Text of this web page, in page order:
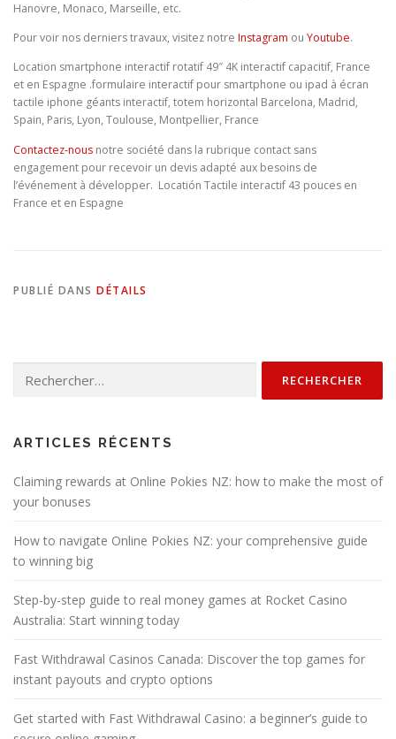
Hanovre, Monaco, Marseille, etc.
Pour voir nos derniers travaux, visitez notre Instagram ou Youtube.
Location smartphone interactif rotatif 49″ 4K interactif capacitif, France
et en Espagne .formulaire interactif pour smartphone ou ipad à écran
tactile iphone géants interactif, totem horizontal Barcelona, Madrid,
Spain, Paris, Lyon, Toulouse, Montpellier, France
Contactez-nous notre société dans la rubrique contact sans
engagement pour recevoir un devis adapté aux besoins de
l’événement à développer. Locatión Tactile interactif 43 pouces en
France et en Espagne
PUBLIÉ DANS DÉTAILS
ARTICLES RÉCENTS
Claiming rewards at Online Pokies NZ: how to make the most of
your bonuses
How to navigate Online Pokies NZ: your comprehensive guide
to winning big
Step-by-step guide to real money games at Rocket Casino
Australia: Start winning today
Fast Withdrawal Casinos Canada: Discover the top games for
instant payouts and crypto options
Get started with Fast Withdrawal Casino: a beginner’s guide to